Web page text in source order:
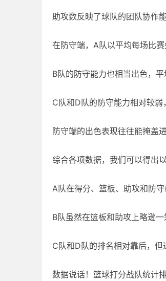
助攻数反映了球队的团队协作
在防守端，A队以平均每场比
B队的防守能力也相当出色，平
C队和D队的防守能力相对较弱
防守端的出色表现往往能掩盖
综合各项数据，我们可以得出
A队在得分、篮板、助攻和防守
B队虽然在篮板和助攻上略逊
C队和D队的排名相对靠后，但
数据说话！篮球打分战队统计